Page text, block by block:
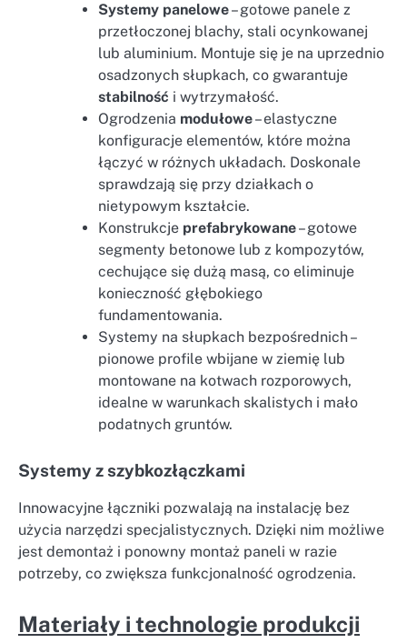
Systemy panelowe– gotowe panele z
przetłoczonej blachy, stali ocynkowanej
lub aluminium. Montuje się je na uprzednio
osadzonych słupkach, co gwarantuje
stabilność i wytrzymałość.
Ogrodzenia modułowe– elastyczne
konfiguracje elementów, które można
łączyć w różnych układach. Doskonale
sprawdzają się przy działkach o
nietypowym kształcie.
Konstrukcje prefabrykowane– gotowe
segmenty betonowe lub z kompozytów,
cechujące się dużą masą, co eliminuje
konieczność głębokiego
fundamentowania.
Systemy na słupkach bezpośrednich –
pionowe profile wbijane w ziemię lub
montowane na kotwach rozporowych,
idealne w warunkach skalistych i mało
podatnych gruntów.
Systemy z szybkozłączkami
Innowacyjne łączniki pozwalają na instalację bez
użycia narzędzi specjalistycznych. Dzięki nim możliwe
jest demontaż i ponowny montaż paneli w razie
potrzeby, co zwiększa funkcjonalność ogrodzenia.
Materiały i technologie produkcji